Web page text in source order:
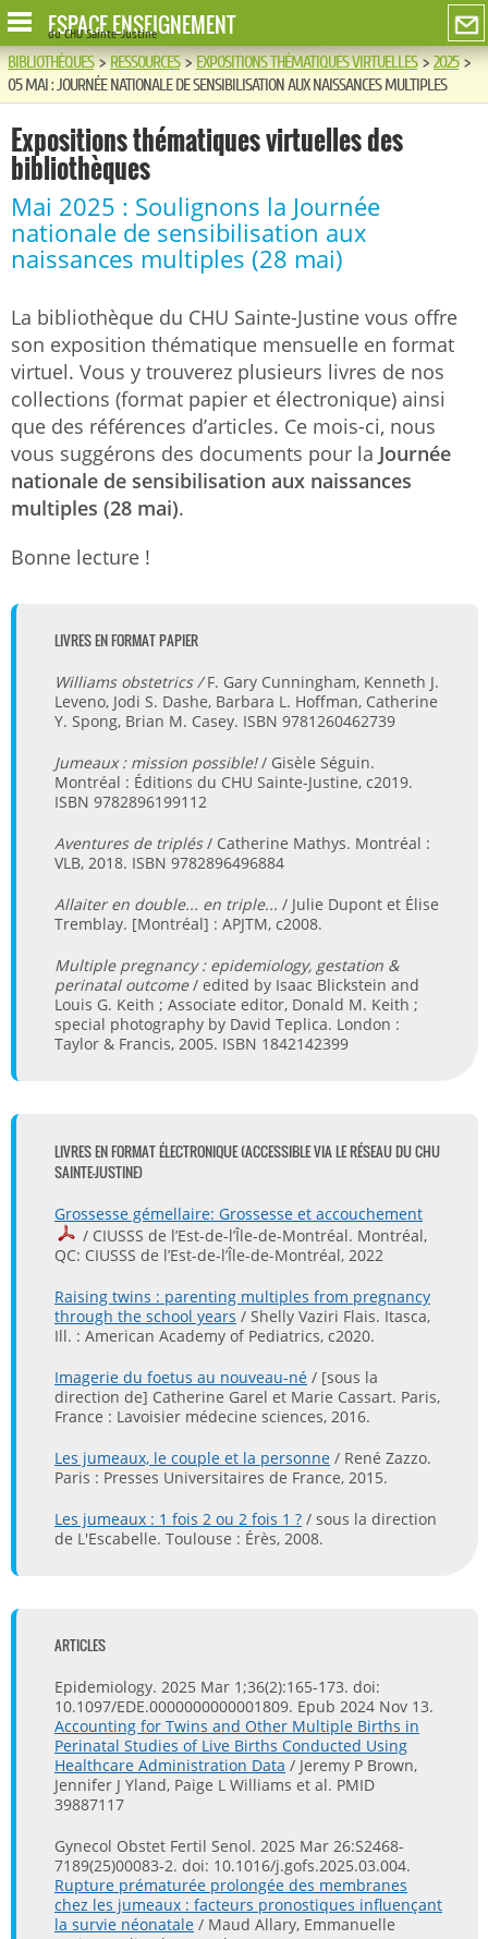
ESPACE ENSEIGNEMENT
du CHU Sainte-Justine
BIBLIOTHÈQUES>RESSOURCES>EXPOSITIONS THÉMATIQUES VIRTUELLES>2025>
05 MAI : JOURNÉE NATIONALE DE SENSIBILISATION AUX NAISSANCES MULTIPLES
Expositions thématiques virtuelles des
bibliothèques
Mai 2025 : Soulignons la Journée
nationale de sensibilisation aux
naissances multiples (28 mai)
La bibliothèque du CHU Sainte-Justine vous offre
son exposition thématique mensuelle en format
virtuel. Vous y trouverez plusieurs livres de nos
collections (format papier et électronique) ainsi
que des références d’articles. Ce mois-ci, nous
vous suggérons des documents pour la Journée
nationale de sensibilisation aux naissances
multiples (28 mai).
Bonne lecture !
LIVRES EN FORMAT PAPIER
Williams obstetrics /F. Gary Cunningham, Kenneth J.
Leveno, Jodi S. Dashe, Barbara L. Hoffman, Catherine
Y. Spong, Brian M. Casey. ISBN 9781260462739
Jumeaux : mission possible!/ Gisèle Séguin.
Montréal : Éditions du CHU Sainte-Justine, c2019.
ISBN 9782896199112
Aventures de triplés/ Catherine Mathys. Montréal :
VLB, 2018. ISBN 9782896496884
Allaiter en double... en triple... / Julie Dupont et Élise
Tremblay. [Montréal] : APJTM, c2008.
Multiple pregnancy : epidemiology, gestation &
perinatal outcome/ edited by Isaac Blickstein and
Louis G. Keith ; Associate editor, Donald M. Keith ;
special photography by David Teplica. London :
Taylor & Francis, 2005. ISBN 1842142399
LIVRES EN FORMAT ÉLECTRONIQUE (ACCESSIBLE VIA LE RÉSEAU DU CHU
SAINTE-JUSTINE)
Grossesse gémellaire: Grossesse et accouchement
/ CIUSSS de l’Est-de-l’Île-de-Montréal. Montréal,
QC: CIUSSS de l’Est-de-l’Île-de-Montréal, 2022
Raising twins : parenting multiples from pregnancy
through the school years / Shelly Vaziri Flais. Itasca,
Ill. : American Academy of Pediatrics, c2020.
Imagerie du foetus au nouveau-né / [sous la
direction de] Catherine Garel et Marie Cassart. Paris,
France : Lavoisier médecine sciences, 2016.
Les jumeaux, le couple et la personne / René Zazzo.
Paris : Presses Universitaires de France, 2015.
Les jumeaux : 1 fois 2 ou 2 fois 1 ? / sous la direction
de L'Escabelle. Toulouse : Érès, 2008.
ARTICLES
Epidemiology. 2025 Mar 1;36(2):165-173. doi:
10.1097/EDE.0000000000001809. Epub 2024 Nov 13.
Accounting for Twins and Other Multiple Births in
Perinatal Studies of Live Births Conducted Using
Healthcare Administration Data / Jeremy P Brown,
Jennifer J Yland, Paige L Williams et al. PMID
39887117
Gynecol Obstet Fertil Senol. 2025 Mar 26:S2468-
7189(25)00083-2. doi: 10.1016/j.gofs.2025.03.004.
Rupture prématurée prolongée des membranes
chez les jumeaux : facteurs pronostiques influençant
la survie néonatale / Maud Allary, Emmanuelle